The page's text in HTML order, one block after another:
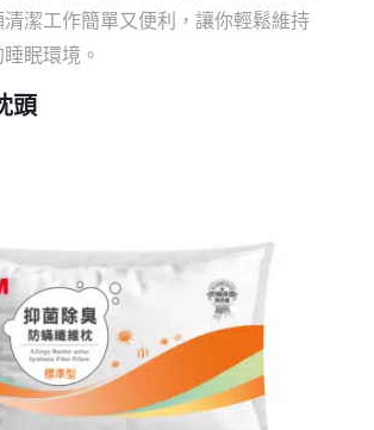
潔工作簡單又便利，讓你輕鬆維持
眠環境。
頭